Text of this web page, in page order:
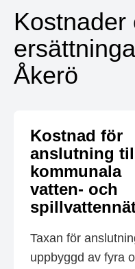
Kostnader
Åkerö
Kostnad för
anslutning
kommunala
vatten- och
Taxan för
uppbyggd av fyra